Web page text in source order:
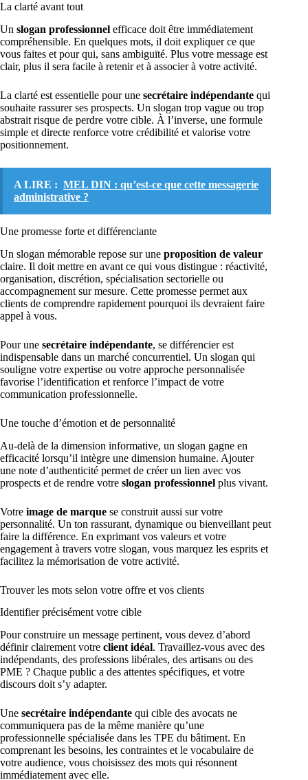
La clarté avant tout
Un slogan professionnel efficace doit être immédiatement
compréhensible. En quelques mots, il doit expliquer ce que
vous faites et pour qui, sans ambiguïté. Plus votre message est
clair, plus il sera facile à retenir et à associer à votre activité.
La clarté est essentielle pour une secrétaire indépendante qui
souhaite rassurer ses prospects. Un slogan trop vague ou trop
abstrait risque de perdre votre cible. À l’inverse, une formule
simple et directe renforce votre crédibilité et valorise votre
positionnement.
A LIRE : MEL DIN : qu’est-ce que cette messagerie
administrative ?
Une promesse forte et différenciante
Un slogan mémorable repose sur une proposition de valeur
claire. Il doit mettre en avant ce qui vous distingue : réactivité,
organisation, discrétion, spécialisation sectorielle ou
accompagnement sur mesure. Cette promesse permet aux
clients de comprendre rapidement pourquoi ils devraient faire
appel à vous.
Pour une secrétaire indépendante, se différencier est
indispensable dans un marché concurrentiel. Un slogan qui
souligne votre expertise ou votre approche personnalisée
favorise l’identification et renforce l’impact de votre
communication professionnelle.
Une touche d’émotion et de personnalité
Au-delà de la dimension informative, un slogan gagne en
efficacité lorsqu’il intègre une dimension humaine. Ajouter
une note d’authenticité permet de créer un lien avec vos
prospects et de rendre votre slogan professionnel plus vivant.
Votre image de marque se construit aussi sur votre
personnalité. Un ton rassurant, dynamique ou bienveillant peut
faire la différence. En exprimant vos valeurs et votre
engagement à travers votre slogan, vous marquez les esprits et
facilitez la mémorisation de votre activité.
Trouver les mots selon votre offre et vos clients
Identifier précisément votre cible
Pour construire un message pertinent, vous devez d’abord
définir clairement votre client idéal. Travaillez-vous avec des
indépendants, des professions libérales, des artisans ou des
PME ? Chaque public a des attentes spécifiques, et votre
discours doit s’y adapter.
Une secrétaire indépendante qui cible des avocats ne
communiquera pas de la même manière qu’une
professionnelle spécialisée dans les TPE du bâtiment. En
comprenant les besoins, les contraintes et le vocabulaire de
votre audience, vous choisissez des mots qui résonnent
immédiatement avec elle.